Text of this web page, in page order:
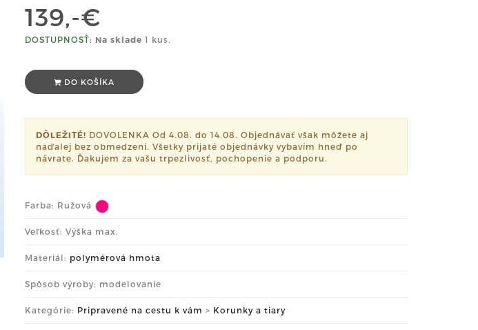
139,-€
DOSTUPNOSŤ: Na sklade 1 kus.
DO KOŠÍKA
DÔLEŽITÉ! DOVOLENKA Od 4.08. do 14.08. Objednávať však môžete aj
naďalej bez obmedzení. Všetky prijaté objednávky vybavím hneď po
návrate. Ďakujem za vašu trpezlivosť, pochopenie a podporu.
Farba: Ružová
Veľkosť: Výška max.
Materiál: polymérová hmota
Spôsob výroby: modelovanie
Kategórie: Pripravené na cestu k vám > Korunky a tiary